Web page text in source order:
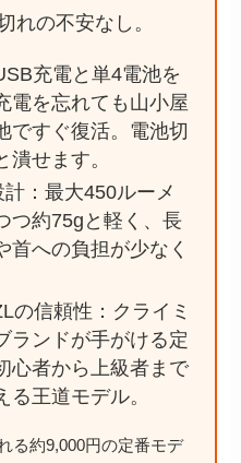
れの不安なし。
充電と単4電池を
電を忘れても山小屋
ですぐ復活。電池切
せます。
：最大450ルーメ
つ約75gと軽く、長
首への負担が少なく
の信頼性：クライミ
ランドが手がける定
心者から上級者まで
王道モデル。
る約9,000円の定番モデ